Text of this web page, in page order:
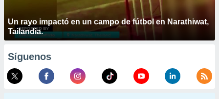
Un rayo impactó en un campo de fútbol en Narathiwat,
Tailandia.
Síguenos